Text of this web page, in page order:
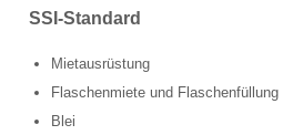
AUSBILDUNG
SSI-Standard
Mietausrüstung
Flaschenmiete und Flaschenfüllung
Blei